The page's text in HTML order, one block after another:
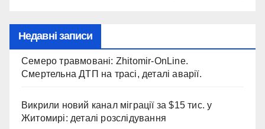
Недавні записи
Семеро травмовані: Zhitomir-OnLine.
Смертельна ДТП на трасі, деталі аварії.
Викрили новий канал міграції за $15 тис. у
Житомирі: деталі розслідування